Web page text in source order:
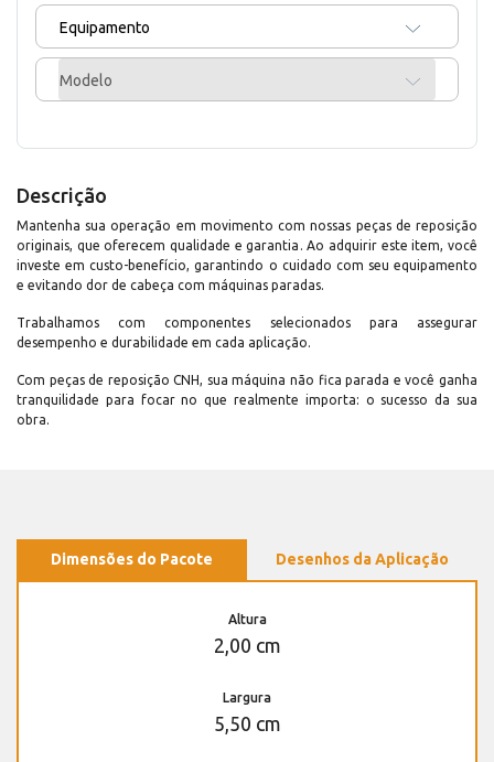
Equipamento
Modelo
Descrição
Mantenha sua operação em movimento com nossas peças de reposição
originais, que oferecem qualidade e garantia. Ao adquirir este item, você
investe em custo-benefício, garantindo o cuidado com seu equipamento
e evitando dor de cabeça com máquinas paradas.
Trabalhamos com componentes selecionados para assegurar
desempenho e durabilidade em cada aplicação.
Com peças de reposição CNH, sua máquina não fica parada e você ganha
tranquilidade para focar no que realmente importa: o sucesso da sua
obra.
Dimensões do Pacote Desenhos da Aplicação
Altura
2,00 cm
Largura
5,50 cm